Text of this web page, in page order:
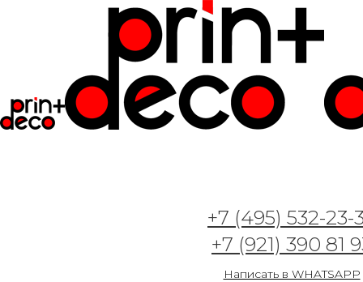
+7 (495) 532-23-
+7 (921) 390 81
Написать в WHATSAPP